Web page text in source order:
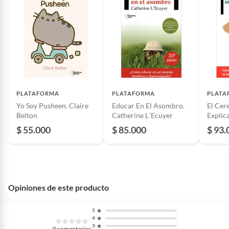
interpersonales, la capacidad de gestión y de liderazgo,
el desarrollo de las facetas espirituales y de la propia
riqueza interior… Con toda seguridad, este libro le
abrirá al lector insospechados horizontes
Autor Pirfano, Iñigo
Incluye Libro
22.0
Número de páginas 192
Pirfano
PLATAFORMA
Yo Soy Pusheen. Claire
Belton
$ 55.000
PLATAFORMA
Educar En El Asombro.
Catherine L´Ecuyer
$ 85.000
El
$
Opiniones de este producto
3
4
5